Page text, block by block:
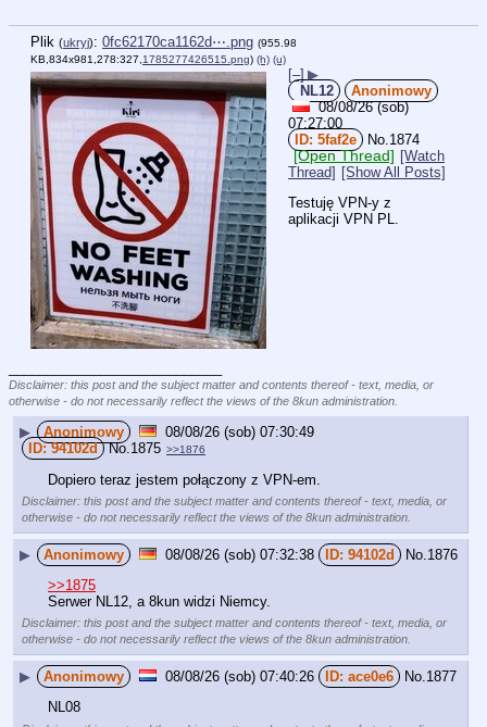
Plik (ukryj): 0fc62170ca1162d⋯.png (955.98
KB,834x981,278:327, 1785277426515.png) (h) (u)
[–] ▶
NL12
Anonimowy
08/08/26 (sob)
07:27:00
5faf2e
No. 1874
[Open Thread] [Watch
Thread] [Show All Posts]
Testuję VPN-y z
aplikacji VPN PL.
Disclaimer: this post and the subject matter and contents thereof - text, media, or
otherwise - do not necessarily reflect the views of the 8kun administration.
▶ Anonimowy
08/08/26 (sob) 07:30:49
94102d
No.1875 >>1876
Dopiero teraz jestem połączony z VPN-em.
Disclaimer: this post and the subject matter and contents thereof - text, media, or
otherwise - do not necessarily reflect the views of the 8kun administration.
▶ Anonimowy 08/08/26 (sob) 07:32:38 94102d No.1876
>>1875
Serwer NL12, a 8kun widzi Niemcy.
Disclaimer: this post and the subject matter and contents thereof - text, media, or
otherwise - do not necessarily reflect the views of the 8kun administration.
▶ Anonimowy 08/08/26 (sob) 07:40:26 ace0e6 No.1877
NL08